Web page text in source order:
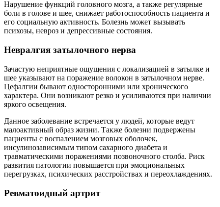
Нарушение функций головного мозга, а также регулярные
боли в голове и шее, снижает работоспособность пациента и
его социальную активность. Болезнь может вызывать
психозы, невроз и депрессивные состояния.
Невралгия затылочного нерва
Зачастую неприятные ощущения с локализацией в затылке и
шее указывают на поражение волокон в затылочном нерве.
Цефалгии бывают односторонними или хронического
характера. Они возникают резко и усиливаются при наличии
яркого освещения.
Данное заболевание встречается у людей, которые ведут
малоактивный образ жизни. Также болезни подвержены
пациенты с воспалением мозговых оболочек,
инсулинозависимым типом сахарного диабета и
травматическими поражениями позвоночного столба. Риск
развития патологии повышается при эмоциональных
перегрузках, психических расстройствах и переохлаждениях.
Ревматоидный артрит